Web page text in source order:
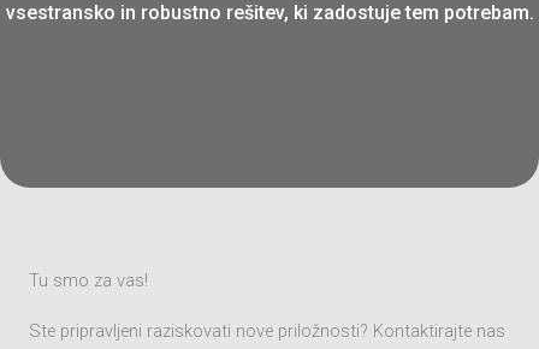
vsestransko in robustno rešitev, ki zadostuje tem potrebam.
Tu smo za vas!
Ste pripravljeni raziskovati nove priložnosti? Kontaktirajte nas